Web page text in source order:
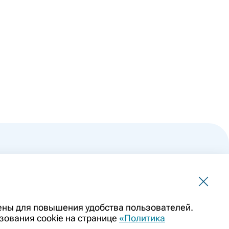
должна использоваться для самостоятельной
заменой очной консультации врача. Перед применением
препарата. Информация о лекарственных
для повышения удобства пользователей.
cookie на странице «Политика